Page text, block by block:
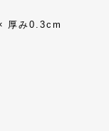
厚み0.3cm